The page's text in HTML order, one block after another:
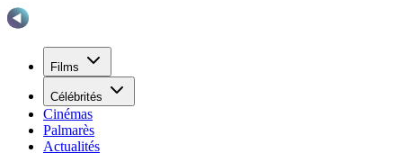
Films
Célébrités
Cinémas
Palmarès
Actualités